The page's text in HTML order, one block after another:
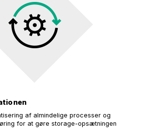
af almindelige processer og
for at gøre storage-opsætningen